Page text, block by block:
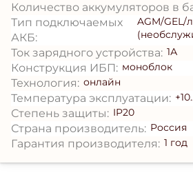
Количество аккумуляторов в
Тип подключаемых
АКБ:
AGM/GEL/
Ток зарядного устройства: 1А
Конструкция ИБП: моноблок
Технология: онлайн
Температура эксплуатации:
Степень защиты: IP20
Страна производитель: Россия
Гарантия производителя: 1 год